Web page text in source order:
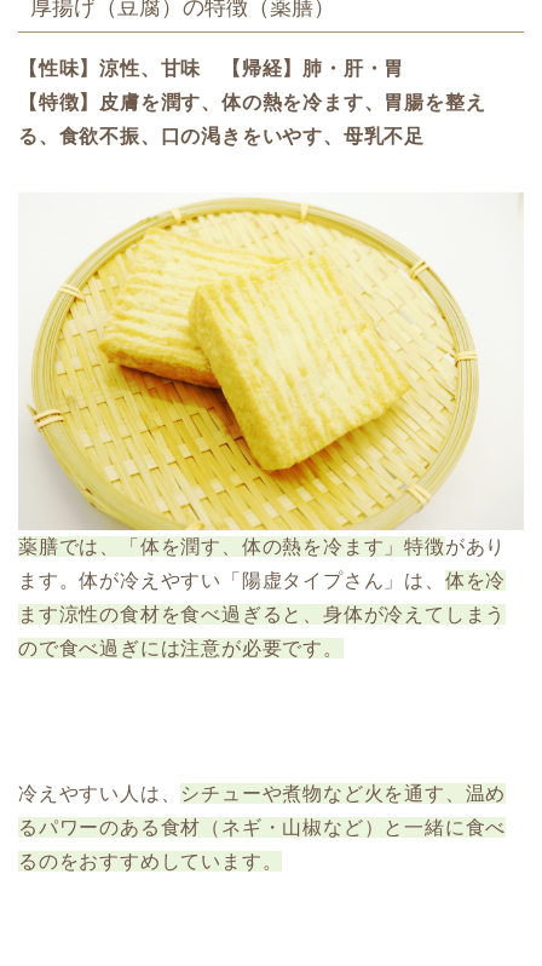
厚揚げ（豆腐）の特徴（薬膳）
【性味】涼性、甘味 【帰経】肺・肝・胃
【特徴】皮膚を潤す、体の熱を冷ます、胃腸を整え
る、食欲不振、口の渇きをいやす、母乳不足
薬膳では、「体を潤す、体の熱を冷ます」特徴があり
ます。体が冷えやすい「陽虚タイプさん」は、 体を冷
ます涼性の食材を食べ過ぎると、身体が冷えてしまう
ので食べ過ぎには注意が必要です。
冷えやすい人は、 シチューや煮物など火を通す、温め
るパワーのある食材（ネギ・山椒など）と一緒に食べ
るのをおすすめしています。